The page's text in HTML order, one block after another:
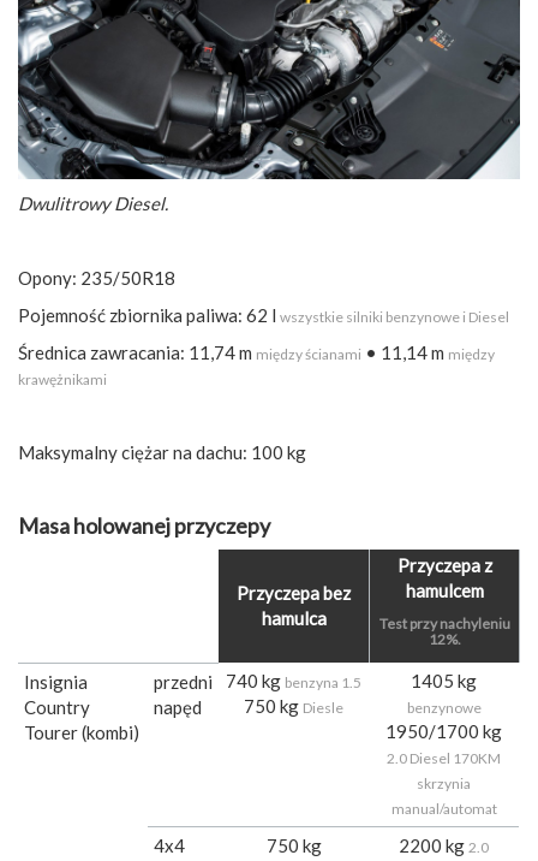
Dwulitrowy Diesel.
Opony: 235/50R18
Pojemność zbiornika paliwa: 62 l wszystkie silniki benzynowe i Diesel
Średnica zawracania: 11,74 m między ścianami • 11,14 m między
krawężnikami
Maksymalny ciężar na dachu: 100 kg
Masa holowanej przyczepy
Przyczepa bez
hamulca
Przyczepa z
hamulcem
Test przy nachyleniu
12%.
Insignia
Country
Tourer (kombi)
przedni
napęd
740 kg benzyna 1.5
750 kg Diesle
1405 kg
benzynowe
1950/1700 kg
2.0 Diesel 170KM
skrzynia
manual/automat
4x4 750 kg 2200 kg 2.0